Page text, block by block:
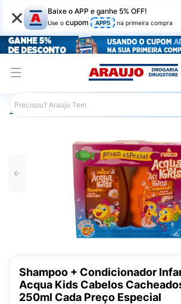
× Baixe o APP e ganhe 5% OFF!
Use o cupom APP5 na primeira compra
Araujo Infantil
Shampoo + Condicionador
Acqua Kids Cabelos
250ml Cada Preço Especial